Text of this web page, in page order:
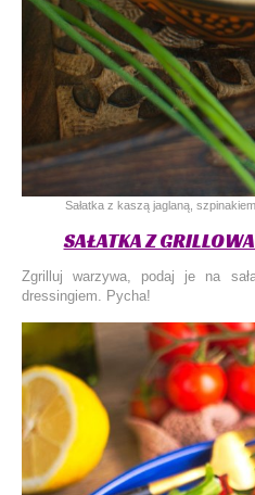
Sałatka z kaszą jaglaną,
SAŁATKA Z
Zgrilluj warzywa, podaj je na
dressingiem. Pycha!